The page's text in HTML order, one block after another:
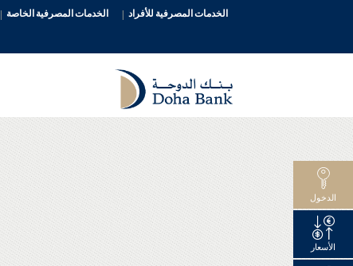
الخدمات المصرفية للأفراد الخدمات المصرفية الخاصة
الدخول
الأسعار